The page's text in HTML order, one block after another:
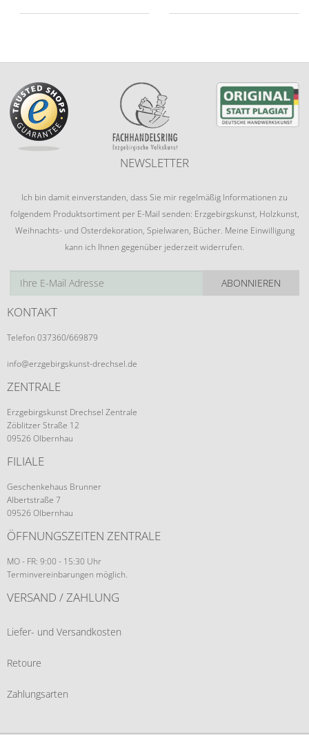
NEWSLETTER
Ich bin damit einverstanden, dass Sie mir regelmäßig Informationen zu
folgendem Produktsortiment per E-Mail senden: Erzgebirgskunst, Holzkunst,
Weihnachts- und Osterdekoration, Spielwaren, Bücher. Meine Einwilligung
kann ich Ihnen gegenüber jederzeit widerrufen.
ABONNIEREN
KONTAKT
Telefon 037360/669879
info@erzgebirgskunst-drechsel.de
ZENTRALE
Erzgebirgskunst Drechsel Zentrale
Zöblitzer Straße 12
09526 Olbernhau
FILIALE
Geschenkehaus Brunner
Albertstraße 7
09526 Olbernhau
ÖFFNUNGSZEITEN ZENTRALE
MO - FR: 9:00 - 15:30 Uhr
Terminvereinbarungen möglich.
VERSAND / ZAHLUNG
Liefer- und Versandkosten
Retoure
Zahlungsarten